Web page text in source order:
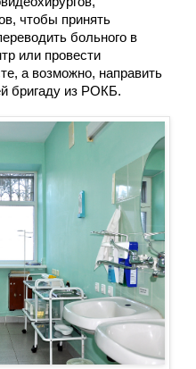
чтобы принять
больного в
или провести
а возможно, направить
бригаду из РОКБ.